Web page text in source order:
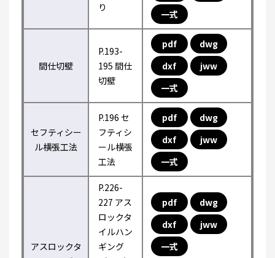
り
一式
間仕切壁
P.193-
195 間仕
切壁
pdf
dwg
dxf
jww
一式
セフティシー
ル横張工法
P.196 セ
フティシ
ール横張
工法
pdf
dwg
dxf
jww
一式
アスロックタ
P.226-
227 アス
ロックタ
イルハン
ギング
pdf
dwg
dxf
jww
一式